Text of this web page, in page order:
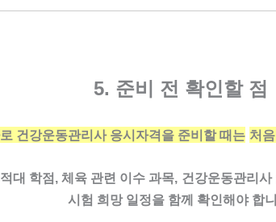
5. 준비 전 확인할 점
건강운동관리사 응시자격을 준비할 때는 처
대 학점, 체육 관련 이수 과목, 건강운동관리사
시험 희망 일정을 함께 확인해야 합